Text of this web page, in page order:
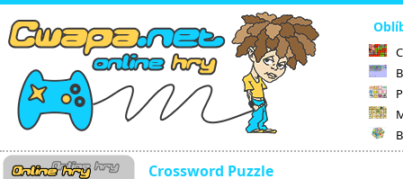
Crossword Puzzle